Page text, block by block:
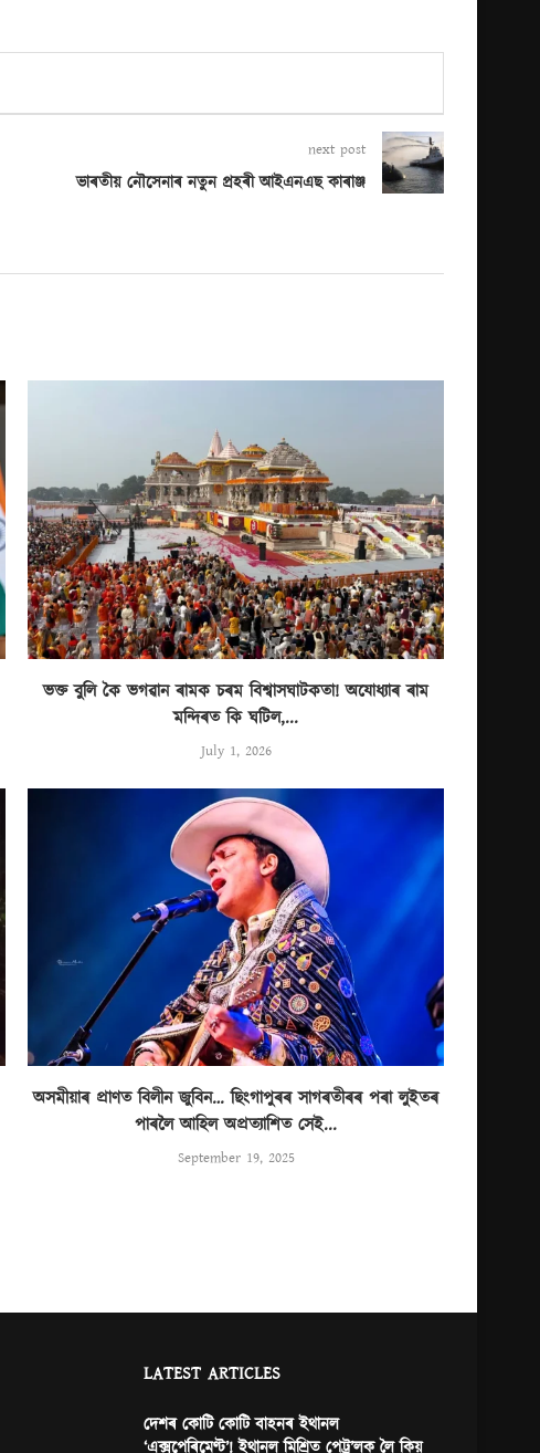
next post
ভাৰতীয় নৌসেনাৰ নতুন প্ৰহৰী আইএনএছ কাৰাঞ্জ
ভক্ত বুলি কৈ ভগৱান ৰামক চৰম বিশ্বাসঘাটকতা! অযোধ্যাৰ ৰাম
মন্দিৰত কি ঘটিল,...
July 1, 2026
অসমীয়াৰ প্ৰাণত বিলীন জুবিন… ছিংগাপুৰৰ সাগৰতীৰৰ পৰা লুইতৰ
পাৰলৈ আহিল অপ্ৰত্যাশিত সেই...
September 19, 2025
LATEST ARTICLES
দেশৰ কোটি কোটি বাহনৰ ইথানল
‘এক্সপেৰিমেণ্ট’! ইথানল মিশ্ৰিত পেট্ৰ’লক লৈ কিয়